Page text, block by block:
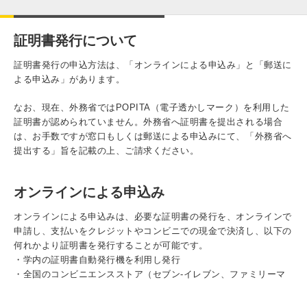
キャンパス
入試情報
受験生の方 在学生・保証人の方 卒業生の方
一般・企業の方 寄付・ご支援
Pick Up
1. Action！x 工学院大学
証明書発行について
証明書発行の申込方法は、「オンラインによる申込み」と「郵送に
よる申込み」があります。
なお、現在、外務省ではPOPITA（電子透かしマーク）を利用した
証明書が認められていません。外務省へ証明書を提出される場合
は、お手数ですが窓口もしくは郵送による申込みにて、「外務省へ
提出する」旨を記載の上、ご請求ください。
オンラインによる申込み
オンラインによる申込みは、必要な証明書の発行を、オンラインで
申請し、支払いをクレジットやコンビニでの現金で決済し、以下の
何れかより証明書を発行することが可能です。
・学内の証明書自動発行機を利用し発行
・全国のコンビニエンスストア（セブン‐イレブン、ファミリーマ